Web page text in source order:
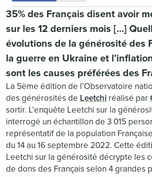
35% des Français disent avoir
sur les 12 derniers mois […]
évolutions de la générosité des
la guerre en Ukraine et
sont les causes préférées des
La 5ème édition de l’Observatoire
des générosités de Leetchi réalisé par
sortir. L’enquête Leetchi sur la
interrogé un échantillon de 3 015
représentatif de la population
du 14 au 16 septembre 2022. Cette
Leetchi sur la générosité décrypte les
de dons des Français selon 4 grandes